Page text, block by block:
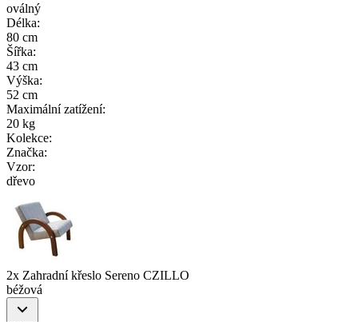
oválný
Délka:
80 cm
Šířka:
43 cm
Výška:
52 cm
Maximální zatížení:
20 kg
Kolekce:
Značka:
Vzor:
dřevo
2x Zahradní křeslo Sereno CZILLO
béžová